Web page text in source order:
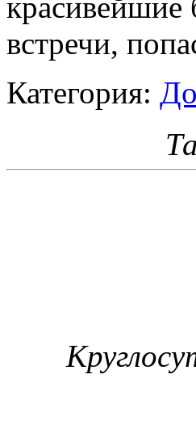
красивейшие
встречи,
Категория: